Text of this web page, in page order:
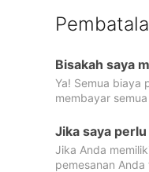
Bisakah saya
Ya! Semua biaya
membayar
Jika saya
Jika Anda
pemesanan